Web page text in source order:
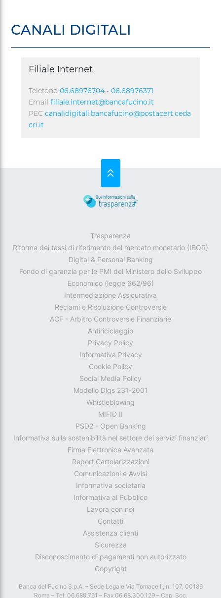
CANALI DIGITALI
Filiale Internet
Telefono 06.68976704- 06.68976371
Email filiale.internet@bancafucino.it
PEC canalidigitali.bancafucino@postacert.ceda
cri.it
SU
Trasparenza
Riforma dei tassi di riferimento del mercato monetario (IBOR)
Digital & Personal Banking
Fondo di garanzia per le PMI del Ministero dello Sviluppo
Economico (legge 662/96)
Intermediazione Assicurativa
Reclami e Risoluzione Controversie
ACF - Arbitro Controversie Finanziarie
Antiriciclaggio
Privacy Policy
Informativa Privacy
Cookie Policy
Social Media Policy
Modello Dlgs 231-2001
Whistleblowing
MIFID II
PSD2 - Open Banking
Informativa sulla sostenibilità nel settore dei servizi finanziari
Firma Elettronica Avanzata
Report Cartolarizzazioni
Comunicazioni e Avvisi
Informativa societaria
Informativa al Pubblico
Lavora con noi
Contatti
Assistenza clienti
Sicurezza
Disconoscimento di pagamenti non autorizzato
Copyright
Banca del Fucino S.p.A. – Sede Legale Via Tomacelli, n. 107, 00186
Roma – Tel. 06.689.761 – Fax 06.68.300.129 – Cap. Soc.